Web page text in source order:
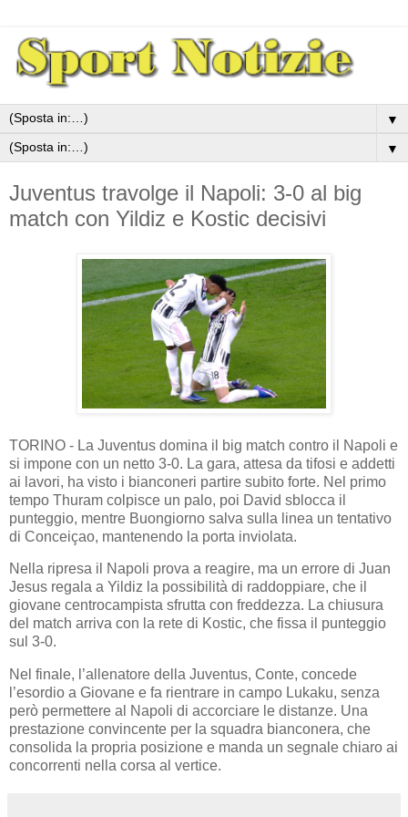
▼
▼
Juventus travolge il Napoli: 3-0 al big
match con Yildiz e Kostic decisivi
TORINO - La Juventus domina il big match contro il Napoli e
si impone con un netto 3-0. La gara, attesa da tifosi e addetti
ai lavori, ha visto i bianconeri partire subito forte. Nel primo
tempo Thuram colpisce un palo, poi David sblocca il
punteggio, mentre Buongiorno salva sulla linea un tentativo
di Conceiçao, mantenendo la porta inviolata.
Nella ripresa il Napoli prova a reagire, ma un errore di Juan
Jesus regala a Yildiz la possibilità di raddoppiare, che il
giovane centrocampista sfrutta con freddezza. La chiusura
del match arriva con la rete di Kostic, che fissa il punteggio
sul 3-0.
Nel finale, l’allenatore della Juventus, Conte, concede
l’esordio a Giovane e fa rientrare in campo Lukaku, senza
però permettere al Napoli di accorciare le distanze. Una
prestazione convincente per la squadra bianconera, che
consolida la propria posizione e manda un segnale chiaro ai
concorrenti nella corsa al vertice.